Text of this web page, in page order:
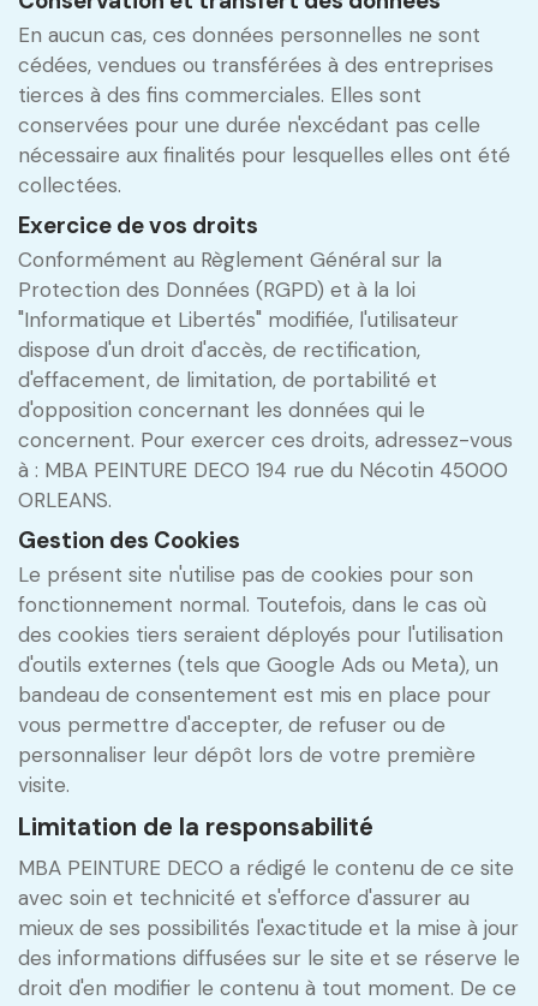
En aucun cas, ces données personnelles ne sont
cédées, vendues ou transférées à des entreprises
tierces à des fins commerciales. Elles sont
conservées pour une durée n'excédant pas celle
nécessaire aux finalités pour lesquelles elles ont été
collectées.
Exercice de vos droits
Conformément au Règlement Général sur la
Protection des Données (RGPD) et à la loi
"Informatique et Libertés" modifiée, l'utilisateur
dispose d'un droit d'accès, de rectification,
d'effacement, de limitation, de portabilité et
d'opposition concernant les données qui le
concernent. Pour exercer ces droits, adressez-vous
à : MBA PEINTURE DECO 194 rue du Nécotin 45000
ORLEANS.
Gestion des Cookies
Le présent site n'utilise pas de cookies pour son
fonctionnement normal. Toutefois, dans le cas où
des cookies tiers seraient déployés pour l'utilisation
d'outils externes (tels que Google Ads ou Meta), un
bandeau de consentement est mis en place pour
vous permettre d'accepter, de refuser ou de
personnaliser leur dépôt lors de votre première
visite.
Limitation de la responsabilité
MBA PEINTURE DECO a rédigé le contenu de ce site
avec soin et technicité et s'efforce d'assurer au
mieux de ses possibilités l'exactitude et la mise à jour
des informations diffusées sur le site et se réserve le
droit d'en modifier le contenu à tout moment. De ce